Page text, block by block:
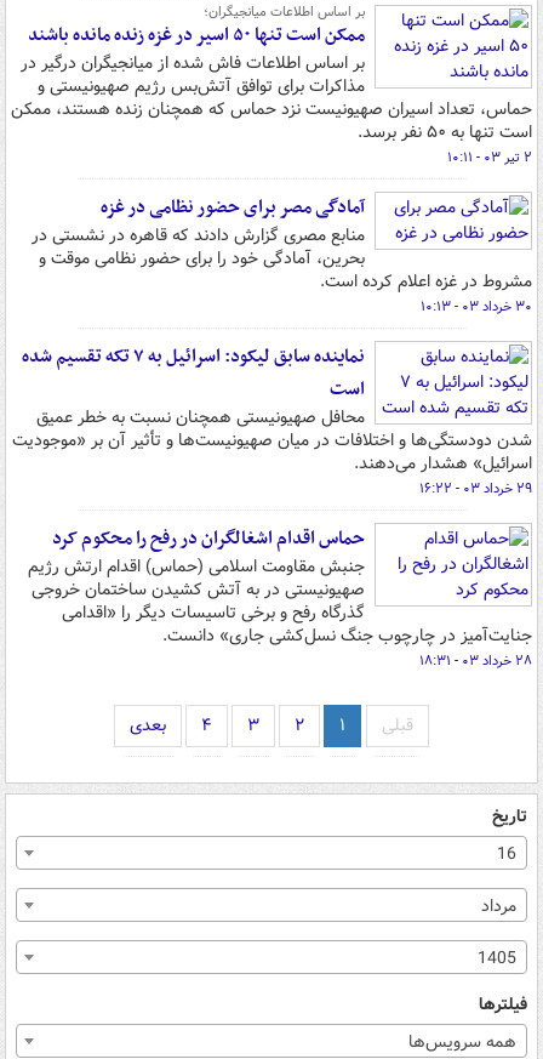
بر اساس اطلاعات میانجیگران؛
ممکن است تنها ۵۰ اسیر در غزه زنده مانده باشند
بر اساس اطلاعات فاش شده از میانجیگران درگیر در
مذاکرات برای توافق آتش‌بس رژیم صهیونیستی و
حماس، تعداد اسیران صهیونیست نزد حماس که همچنان زنده هستند، ممکن
است تنها به ۵۰ نفر برسد.
۲ تیر ۰۳ - ۱۰:۱۱
آمادگی مصر برای حضور نظامی در غزه
منابع مصری گزارش دادند که قاهره در نشستی در
بحرین، آمادگی خود را برای حضور نظامی موقت و
مشروط در غزه اعلام کرده است.
۳۰ خرداد ۰۳ - ۱۰:۱۳
نماینده سابق لیکود: اسرائیل به ۷ تکه تقسیم شده
است
محافل صهیونیستی همچنان نسبت به خطر عمیق
شدن دودستگی‌ها و اختلافات در میان صهیونیست‌ها و تأثیر آن بر «موجودیت
اسرائیل» هشدار می‌دهند.
۲۹ خرداد ۰۳ - ۱۶:۲۲
حماس اقدام اشغالگران در رفح را محکوم کرد
جنبش مقاومت اسلامی (حماس) اقدام ارتش رژیم
صهیونیستی در به آتش‌ کشیدن ساختمان خروجی
گذرگاه رفح و برخی تاسیسات دیگر را «اقدامی
جنایت‌آمیز در چارچوب جنگ نسل‌کشی جاری» دانست.
۲۸ خرداد ۰۳ - ۱۸:۳۱
قبلی ۱ ۲ ۳ ۴ بعدی
تاریخ
16
مرداد
1405
فیلترها
همه سرویس‌ها